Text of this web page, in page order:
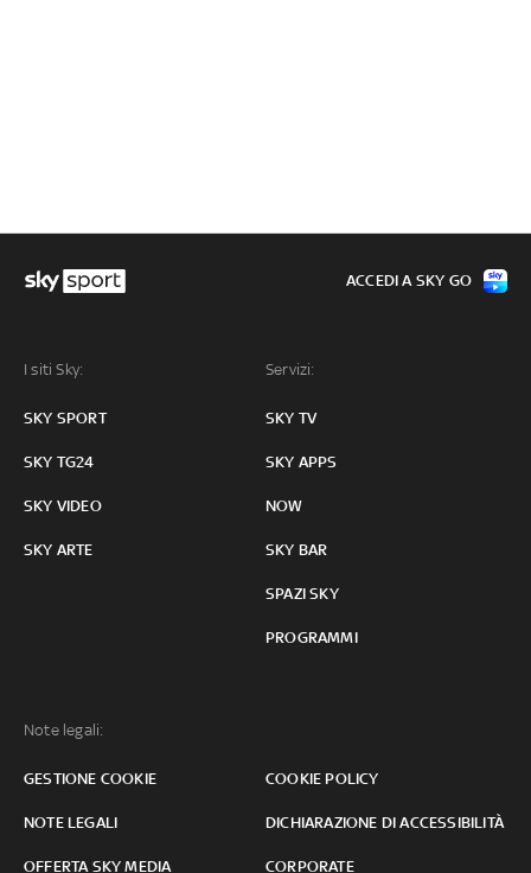
I siti Sky:
SKY SPORT
SKY TG24
SKY VIDEO
SKY ARTE
Servizi:
SKY TV
SKY APPS
NOW
SKY BAR
SPAZI SKY
PROGRAMMI
Note legali:
GESTIONE COOKIE COOKIE POLICY
NOTE LEGALI DICHIARAZIONE DI ACCESSIBILITÀ
OFFERTA SKY MEDIA CORPORATE
ACCEDI A SKY GO